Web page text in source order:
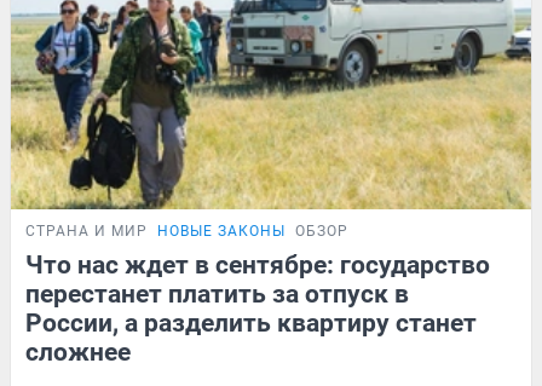
СТРАНА И МИР НОВЫЕ ЗАКОНЫ ОБЗОР
Что нас ждет в сентябре: государство
перестанет платить за отпуск в
России, а разделить квартиру станет
сложнее